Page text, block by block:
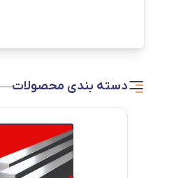
دسته بندی محصولات